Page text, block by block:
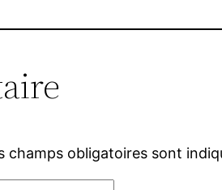
champs obligatoires sont